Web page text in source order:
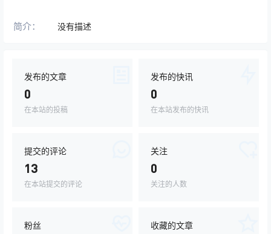
简介： 没有描述
发布的文章
0
在本站的投稿
发布的快讯
0
在本站发布的快讯
提交的评论
13
在本站提交的评论
关注
0
关注的人数
粉丝 收藏的文章